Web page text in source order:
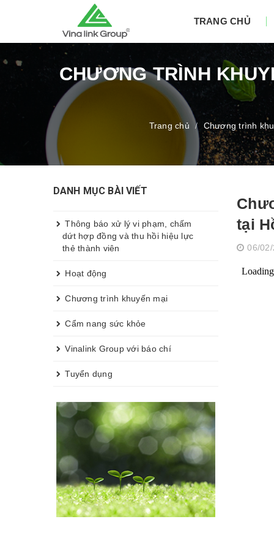
TRANG CHỦ
CHƯƠNG TRÌNH
Trang chủ / Chương trình
tại
06/
DANH MỤC BÀI VIẾT
Thông báo xử lý vi phạm, chấm
dứt hợp đồng và thu hồi hiệu lực
thẻ thành viên
Hoạt động
Chương trình khuyến mại
Cẩm nang sức khỏe
Vinalink Group với báo chí
Tuyển dụng